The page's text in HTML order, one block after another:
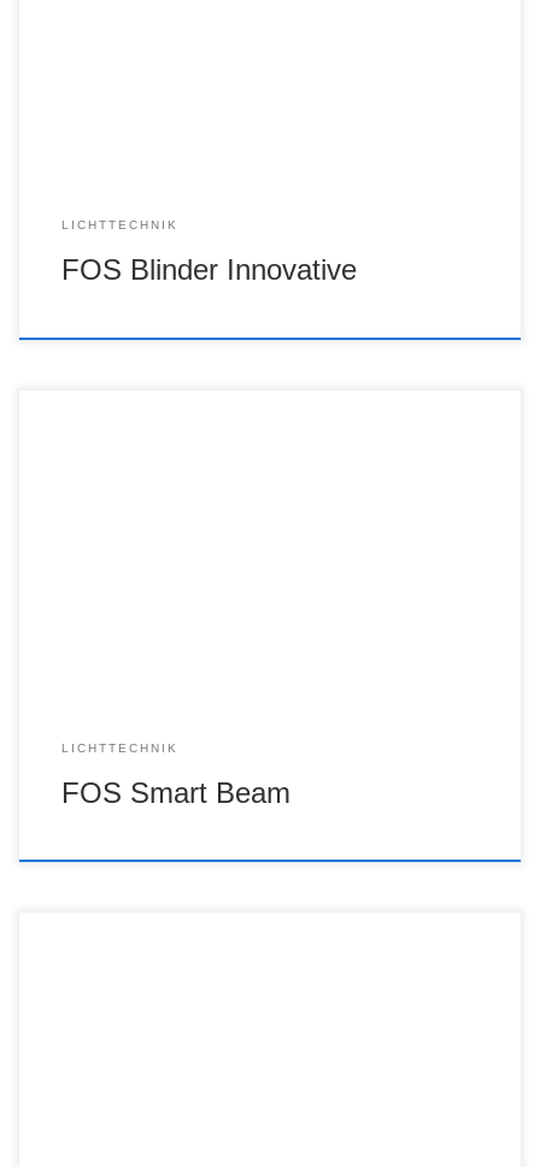
LICHTTECHNIK
FOS Blinder Innovative
LICHTTECHNIK
FOS Smart Beam